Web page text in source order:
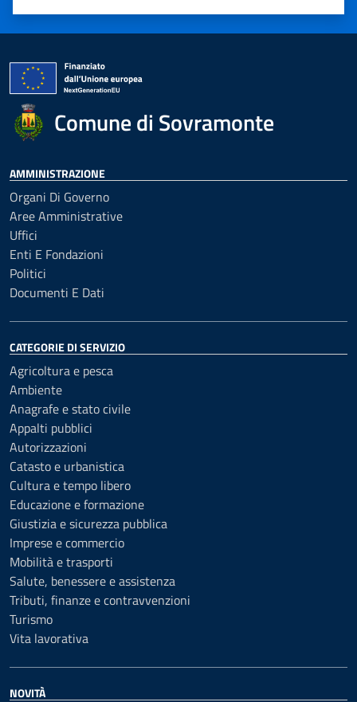
Valuta 5 stelle su 5
Valuta 4 stelle su 5
Valuta 3 stelle su 5
Valuta 2 stelle su 5
Valuta 1 stelle su 5
Comune di Sovramonte
AMMINISTRAZIONE
Organi Di Governo
Aree Amministrative
Uffici
Enti E Fondazioni
Politici
Documenti E Dati
CATEGORIE DI SERVIZIO
Agricoltura e pesca
Ambiente
Anagrafe e stato civile
Appalti pubblici
Autorizzazioni
Catasto e urbanistica
Cultura e tempo libero
Educazione e formazione
Giustizia e sicurezza pubblica
Imprese e commercio
Mobilità e trasporti
Salute, benessere e assistenza
Tributi, finanze e contravvenzioni
Turismo
Vita lavorativa
NOVITÀ